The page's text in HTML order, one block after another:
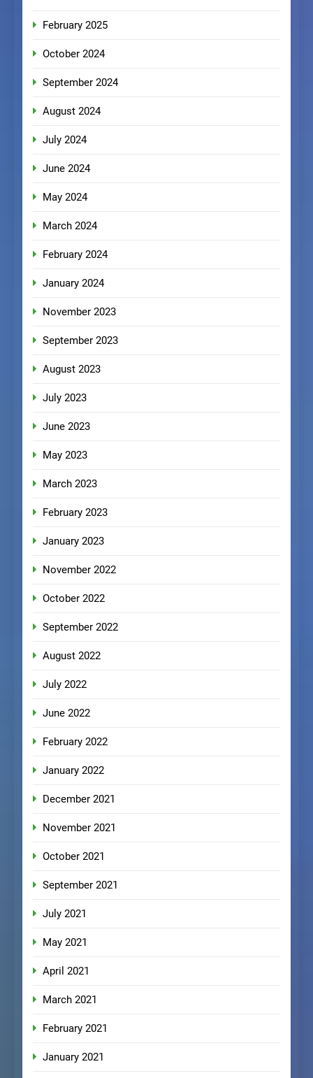
February 2025
October 2024
September 2024
August 2024
July 2024
June 2024
May 2024
March 2024
February 2024
January 2024
November 2023
September 2023
August 2023
July 2023
June 2023
May 2023
March 2023
February 2023
January 2023
November 2022
October 2022
September 2022
August 2022
July 2022
June 2022
February 2022
January 2022
December 2021
November 2021
October 2021
September 2021
July 2021
May 2021
April 2021
March 2021
February 2021
January 2021